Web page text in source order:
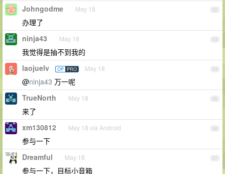
52
Johngodme May 18
办理了
53
ninja43 May 18
我觉得是抽不到我的
54
laojuelv OP PRO May 18
@ninja43 万一呢
55
TrueNorth May 18
来了
56
xm130812 May 18 via Android
参与一下
57
Dreamful May 18
参与一下，目标小音箱